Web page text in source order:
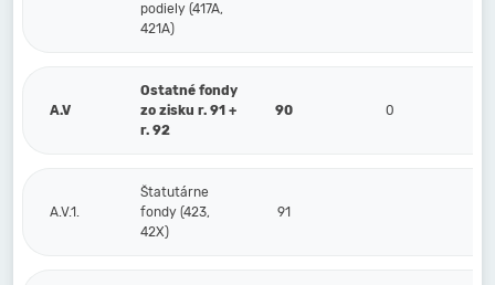
podiely (417A,
421A)
A.V
Ostatné fondy
zo zisku r. 91 +
r. 92
90 0
A.V.1.
Štatutárne
fondy (423,
42X)
91